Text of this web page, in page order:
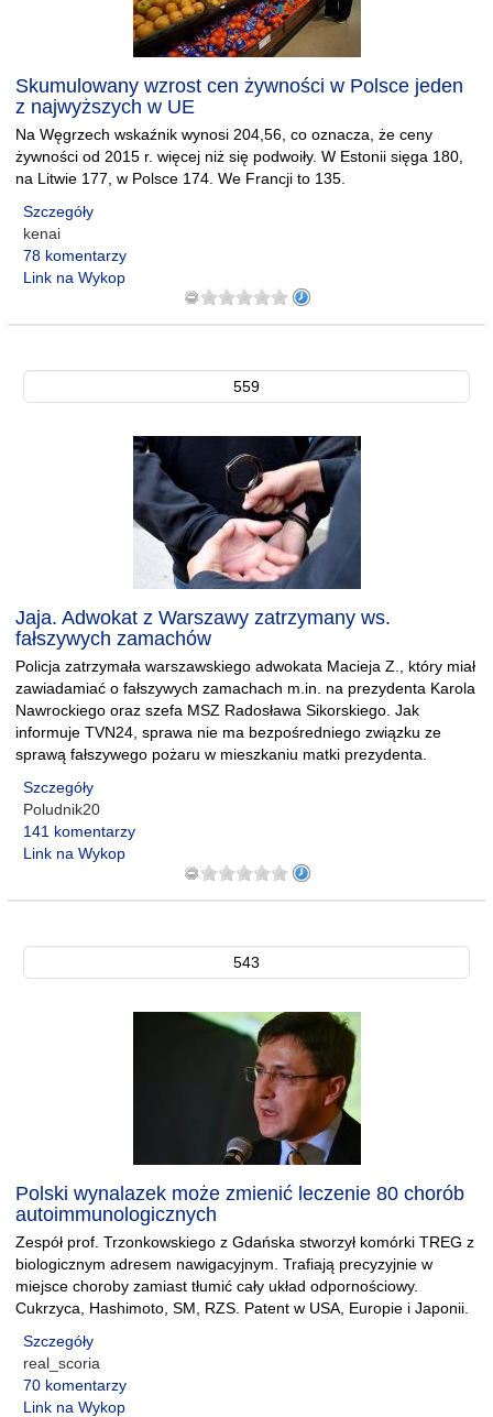
Skumulowany wzrost cen żywności w Polsce jeden
z najwyższych w UE
Na Węgrzech wskaźnik wynosi 204,56, co oznacza, że ceny
żywności od 2015 r. więcej niż się podwoiły. W Estonii sięga 180,
na Litwie 177, w Polsce 174. We Francji to 135.
Szczegóły
kenai
78 komentarzy
Link na Wykop
559
Jaja. Adwokat z Warszawy zatrzymany ws.
fałszywych zamachów
Policja zatrzymała warszawskiego adwokata Macieja Z., który miał
zawiadamiać o fałszywych zamachach m.in. na prezydenta Karola
Nawrockiego oraz szefa MSZ Radosława Sikorskiego. Jak
informuje TVN24, sprawa nie ma bezpośredniego związku ze
sprawą fałszywego pożaru w mieszkaniu matki prezydenta.
Szczegóły
Poludnik20
141 komentarzy
Link na Wykop
543
Polski wynalazek może zmienić leczenie 80 chorób
autoimmunologicznych
Zespół prof. Trzonkowskiego z Gdańska stworzył komórki TREG z
biologicznym adresem nawigacyjnym. Trafiają precyzyjnie w
miejsce choroby zamiast tłumić cały układ odpornościowy.
Cukrzyca, Hashimoto, SM, RZS. Patent w USA, Europie i Japonii.
Szczegóły
real_scoria
70 komentarzy
Link na Wykop